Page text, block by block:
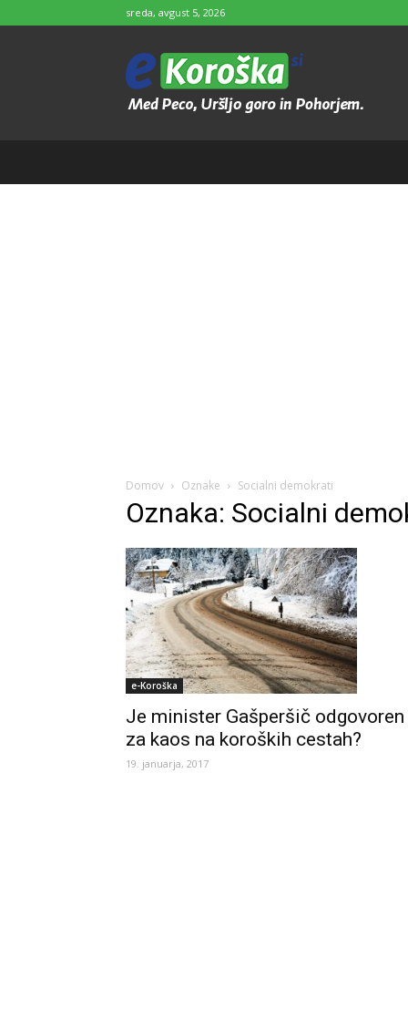
sreda, avgust 5, 2026
e-
Koroška
Domov Oznake Socialni demokrati
Oznaka: Socialni
e-Koroška
Je minister Gašperšič odgovoren
za kaos na koroških cestah?
19. januarja, 2017